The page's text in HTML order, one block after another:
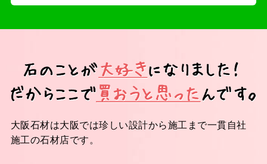
大阪石材は大阪では珍しい設計から施工まで一貫自社
施工の石材店です。